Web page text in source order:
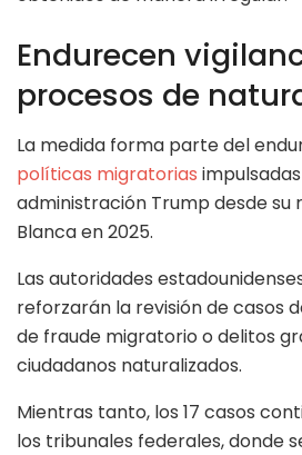
Endurecen
procesos de
La medida forma parte del
políticas migratorias
administración Trump desde su
Blanca en 2025.
Las autoridades
reforzarán la revisión de casos
de fraude migratorio o delitos
ciudadanos naturalizados.
Mientras tanto, los 17 casos
los tribunales federales, donde